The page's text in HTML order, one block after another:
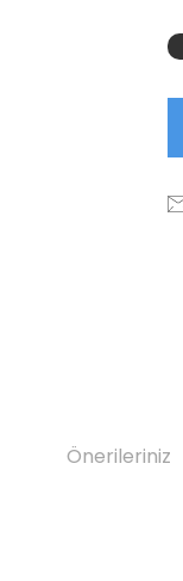
Önerileriniz